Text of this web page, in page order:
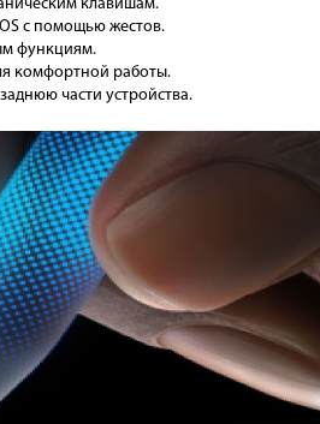
клавишам.
с помощью жестов.
функциям.
комфортной работы.
части устройства.